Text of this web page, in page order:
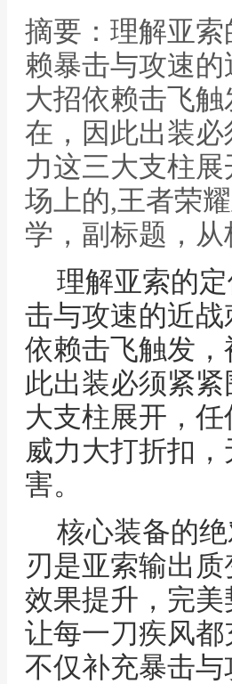
摘要：理解亚
赖暴击与攻速
大招依赖击飞
在，因此出装
力这三大支柱
场上的,王者荣
学，副标题，
理解亚索的
击与攻速的近
依赖击飞触发
此出装必须紧
大支柱展开，
威力大打折扣
害。
核心装备的
刃是亚索输出
效果提升，完
让每一刀疾风
不仅补充暴击